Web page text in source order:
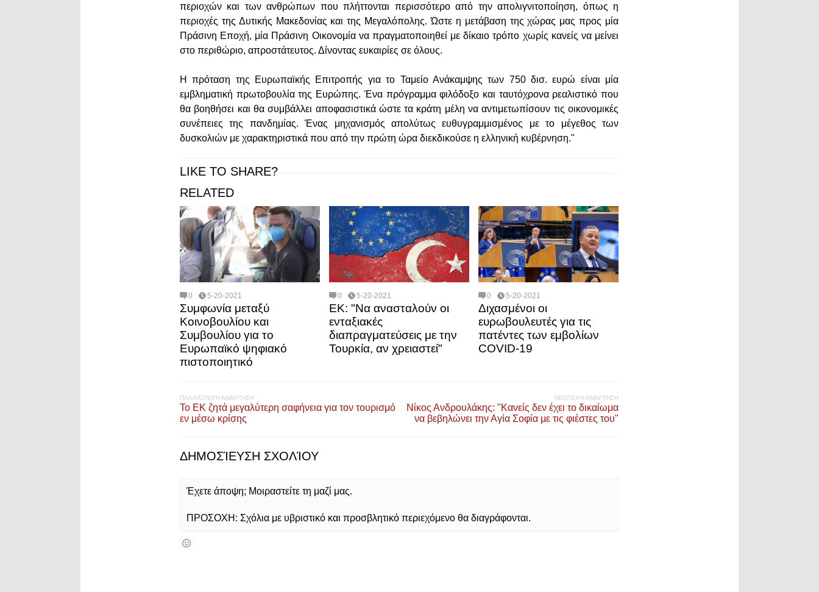
περιοχών και των ανθρώπων που πλήττονται περισσότερο από την απολιγνιτοποίηση, όπως η
περιοχές της Δυτικής Μακεδονίας και της Μεγαλόπολης. Ώστε η μετάβαση της χώρας μας προς μία
Πράσινη Εποχή, μία Πράσινη Οικονομία να πραγματοποιηθεί με δίκαιο τρόπο χωρίς κανείς να μείνει
στο περιθώριο, απροστάτευτος. Δίνοντας ευκαιρίες σε όλους.
Η πρόταση της Ευρωπαϊκής Επιτροπής για το Ταμείο Ανάκαμψης των 750 δισ. ευρώ είναι μία
εμβληματική πρωτοβουλία της Ευρώπης. Ένα πρόγραμμα φιλόδοξο και ταυτόχρονα ρεαλιστικό που
θα βοηθήσει και θα συμβάλλει αποφασιστικά ώστε τα κράτη μέλη να αντιμετωπίσουν τις οικονομικές
συνέπειες της πανδημίας. Ένας μηχανισμός απολύτως ευθυγραμμισμένος με το μέγεθος των
δυσκολιών με χαρακτηριστικά που από την πρώτη ώρα διεκδικούσε η ελληνική κυβέρνηση."
LIKE TO SHARE?
RELATED
0 5-20-2021
Συμφωνία μεταξύ
Κοινοβουλίου και
Συμβουλίου για το
Ευρωπαϊκό ψηφιακό
πιστοποιητικό
0 5-20-2021
ΕΚ: "Να ανασταλούν οι
ενταξιακές
διαπραγματεύσεις με την
Τουρκία, αν χρειαστεί"
0 5-20-2021
Διχασμένοι οι
ευρωβουλευτές για τις
πατέντες των εμβολίων
COVID-19
ΠΑΛΑΙΌΤΕΡΗ ΑΝΆΡΤΗΣΗ
To ΕΚ ζητά μεγαλύτερη σαφήνεια για τον τουρισμό
εν μέσω κρίσης
ΝΕΌΤΕΡΗ ΑΝΆΡΤΗΣΗ
Νίκος Ανδρουλάκης: "Κανείς δεν έχει το δικαίωμα
να βεβηλώνει την Αγία Σοφία με τις φιέστες του"
ΔΗΜΟΣΊΕΥΣΗ ΣΧΟΛΊΟΥ
Έχετε άποψη; Μοιραστείτε τη μαζί μας.
ΠΡΟΣΟΧΗ: Σχόλια με υβριστικό και προσβλητικό περιεχόμενο θα διαγράφονται.